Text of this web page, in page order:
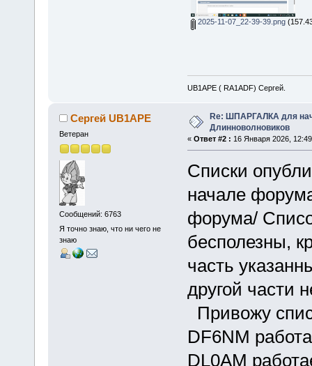
2025-11-07_22-39-39.png
UB1APE ( RA1ADF) Сергей.
Сергей UB1APE
Ветеран
Сообщений: 6763
Я точно знаю, что ни чего не
знаю
Re: ШПАРГАЛКА для
Длинноволновиков
« Ответ #2 : 16 Января 2026,
Списки
начале
форума/
бесполезны,
часть
другой части
Привожу
DF6NM
DL0AM